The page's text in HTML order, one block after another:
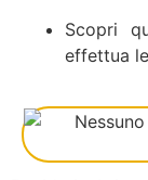
Scopri
effettua